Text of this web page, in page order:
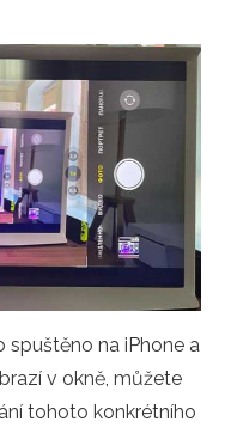
spuštěno na iPhone a
v okně, můžete
tohoto konkrétního